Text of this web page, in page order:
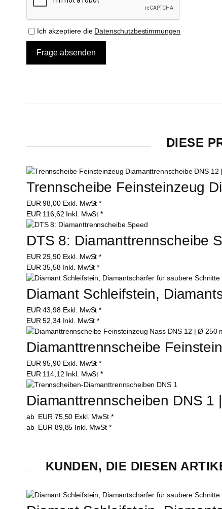
Ich akzeptiere die Datenschutzbestimmungen
DIESE
Trennscheibe Feinsteinzeug
EUR98,00 Exkl. MwSt *
EUR 116,62 Inkl. MwSt *
DTS 8: Diamanttrennscheibe
EUR29,90 Exkl. MwSt *
EUR35,58 Inkl. MwSt *
Diamant Schleifstein,
EUR43,98 Exkl. MwSt *
EUR52,34 Inkl. MwSt *
Diamanttrennscheibe
EUR95,90 Exkl. MwSt *
EUR 114,12 Inkl. MwSt *
Diamanttrennscheiben DNS
ab EUR 75,50 Exkl. MwSt *
ab EUR 89,85 Inkl. MwSt *
KUNDEN, DIE DIESEN